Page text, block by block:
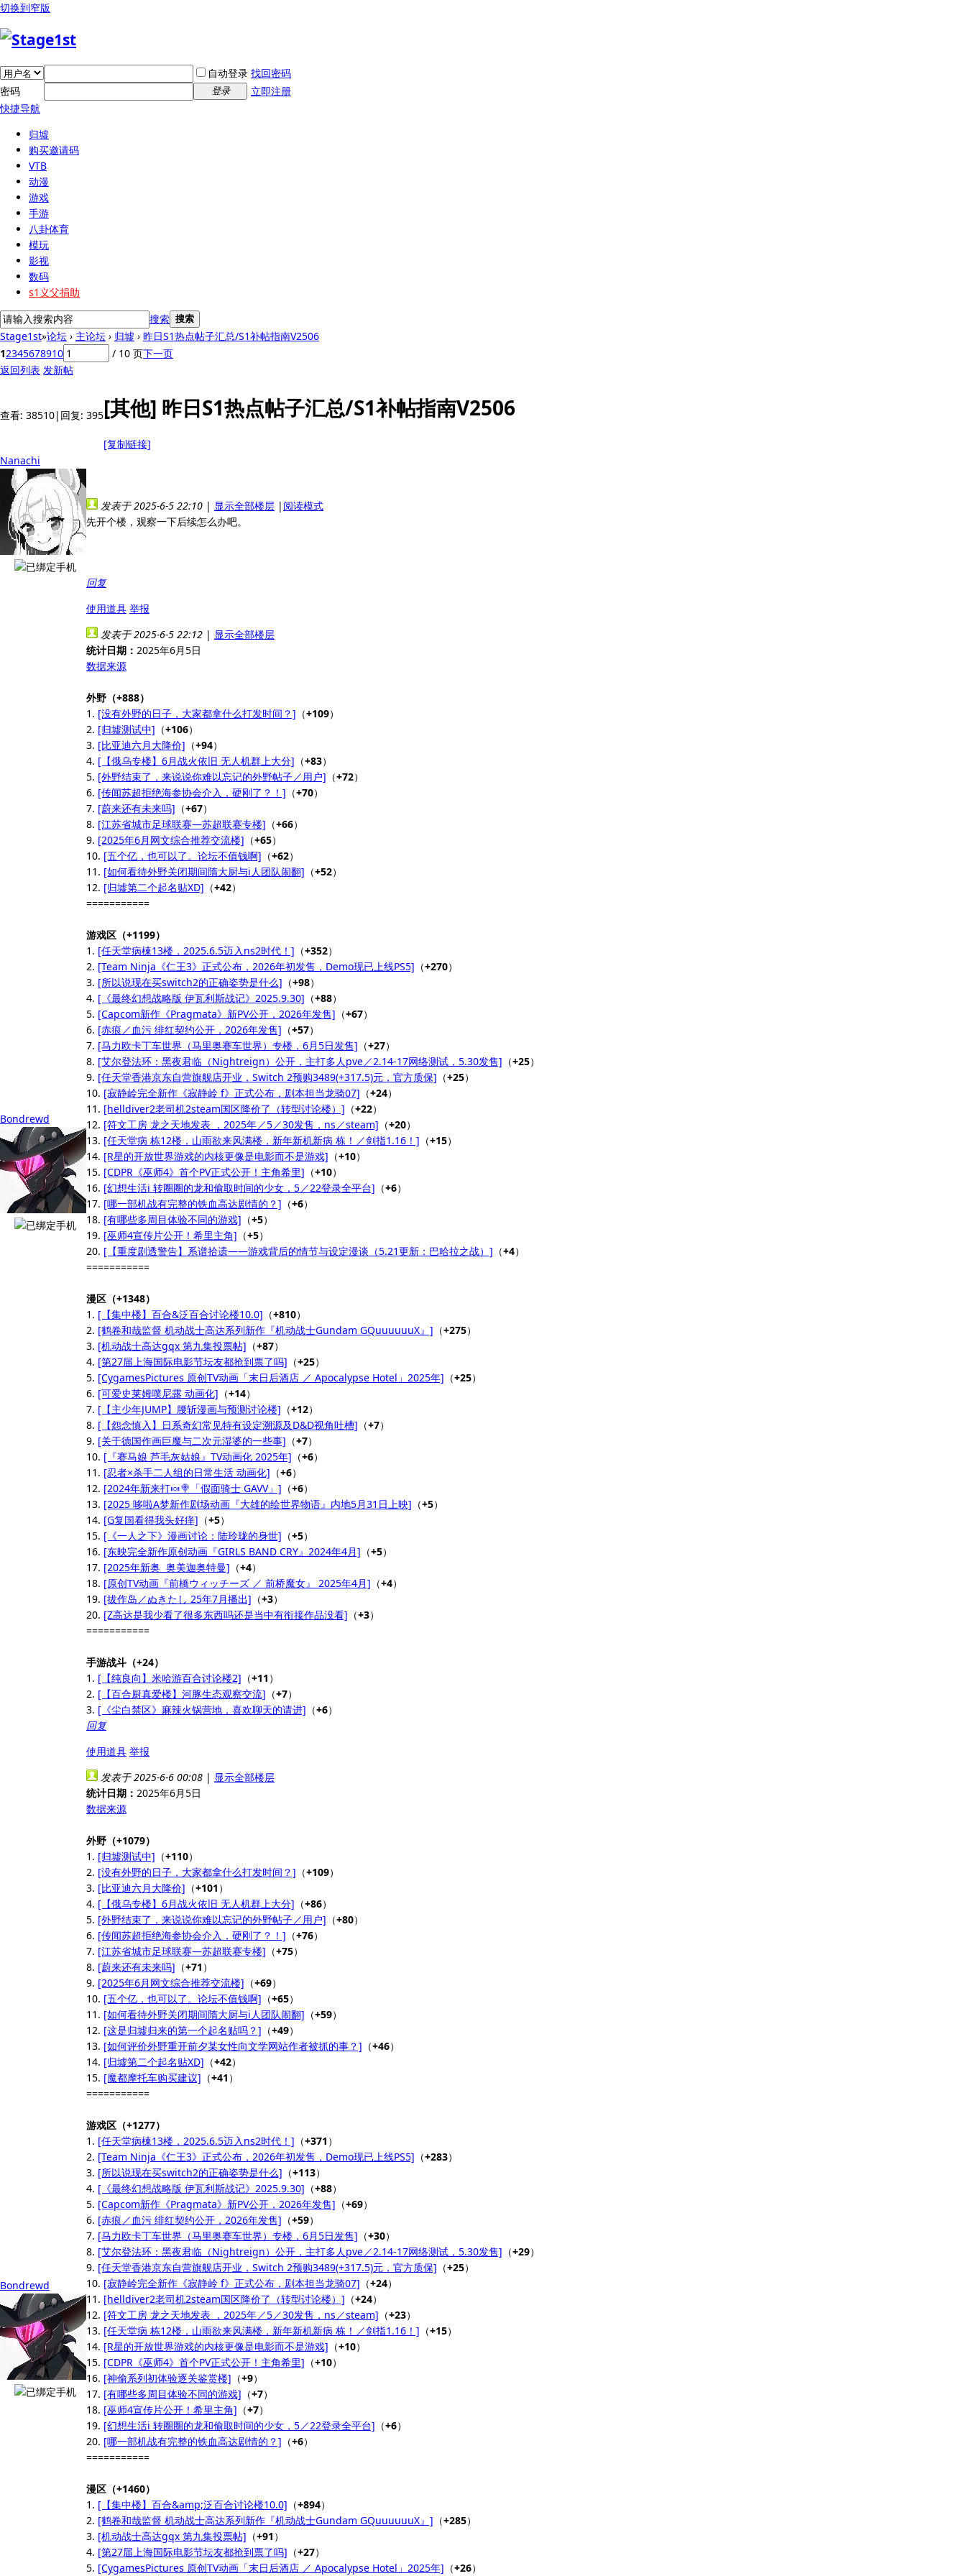
切换到窄版
自动登录 找回密码
密码
登录
立即注册
快捷导航
归墟
购买邀请码
VTB
动漫
游戏
手游
八卦体育
模玩
影视
数码
s1义父捐助
搜索 搜索
Stage1st»论坛 › 主论坛 › 归墟 › 昨日S1热点帖子汇总/S1补帖指南V2506
12345678910 / 10 页下一页
返回列表 发新帖
查看: 38510| 回复: 395[其他] 昨日S1热点帖子汇总/S1补帖指南V2506
[复制链接]
Nanachi
发表于 2025-6-5 22:10 | 显示全部楼层 | 阅读模式
先开个楼，观察一下后续怎么办吧。
回复
使用道具 举报
Bondrewd
发表于 2025-6-5 22:12 | 显示全部楼层
统计日期： 2025年6月5日
数据来源
外野（+888）
1. [没有外野的日子，大家都拿什么打发时间？] （+109）
2. [归墟测试中] （+106）
3. [比亚迪六月大降价] （+94）
4. [【俄乌专楼】6月战火依旧 ​​无人机群上大分​] （+83）
5. [外野结束了，来说说你难以忘记的外野帖子／用户] （+72）
6. [传闻苏超拒绝海参协会介入，硬刚了？！] （+70）
7. [蔚来还有未来吗] （+67）
8. [江苏省城市足球联赛—苏超联赛专楼] （+66）
9. [2025年6月网文综合推荐交流楼] （+65）
10. [五个亿，也可以了。论坛不值钱啊] （+62）
11. [如何看待外野关闭期间隋大厨与i人团队闹翻] （+52）
12. [归墟第二个起名贴XD] （+42）
===========
游戏区（+1199）
1. [任天堂病棟13楼，2025.6.5迈入ns2时代！] （+352）
2. [Team Ninja《仁王3》正式公布，2026年初发售，Demo现已上线PS5] （+270）
3. [所以说现在买switch2的正确姿势是什么] （+98）
4. [《最终幻想战略版 伊瓦利斯战记》2025.9.30] （+88）
5. [Capcom新作《Pragmata》新PV公开，2026年发售] （+67）
6. [赤痕／血污 绯红契约公开，2026年发售] （+57）
7. [马力欧卡丁车世界（马里奥赛车世界）专楼，6月5日发售] （+27）
8. [艾尔登法环：黑夜君临（Nightreign）公开，主打多人pve／2.14-17网络测试，5.30发售] （+25）
9. [任天堂香港京东自营旗舰店开业，Switch 2预购3489(+317.5)元，官方质保] （+25）
10. [寂静岭完全新作《寂静岭 f》正式公布，剧本担当龙骑07] （+24）
11. [helldiver2老司机2steam国区降价了（转型讨论楼）] （+22）
12. [符文工房 龙之天地发表 ，2025年／5／30发售，ns／steam] （+20）
13. [任天堂病 栋12楼，山雨欲来风满楼，新年新机新病 栋！／剑指1.16！] （+15）
14. [R星的开放世界游戏的内核更像是电影而不是游戏] （+10）
15. [CDPR《巫师4》首个PV正式公开！主角希里] （+10）
16. [幻想生活i 转圈圈的龙和偷取时间的少女，5／22登录全平台] （+6）
17. [哪一部机战有完整的铁血高达剧情的？] （+6）
18. [有哪些多周目体验不同的游戏] （+5）
19. [巫师4宣传片公开！希里主角] （+5）
20. [【重度剧透警告】系谱拾遗——游戏背后的情节与设定漫谈（5.21更新：巴哈拉之战）] （+4）
===========
漫区（+1348）
1. [【集中楼】百合&泛百合讨论楼10.0] （+810）
2. [鹤卷和哉监督 机动战士高达系列新作『机动战士Gundam GQuuuuuuX』] （+275）
3. [机动战士高达gqx 第九集投票帖] （+87）
4. [第27届上海国际电影节坛友都抢到票了吗] （+25）
5. [CygamesPictures 原创TV动画「末日后酒店 ／ Apocalypse Hotel」2025年] （+25）
6. [可爱史莱姆噗尼露 动画化] （+14）
7. [【主少年JUMP】腰斩漫画与预测讨论楼] （+12）
8. [【怨念慎入】日系奇幻常见特有设定溯源及D&D视角吐槽] （+7）
9. [关于德国作画巨魔与二次元湿婆的一些事] （+7）
10. [『赛马娘 芦毛灰姑娘』TV动画化 2025年] （+6）
11. [忍者×杀手二人组的日常生活 动画化] （+6）
12. [2024年新来打🍬🍭「假面骑士 GAVV」] （+6）
13. [2025 哆啦A梦新作剧场动画『大雄的绘世界物语』内地5月31日上映] （+5）
14. [G复国看得我头好痒] （+5）
15. [《一人之下》漫画讨论：陆玲珑的身世] （+5）
16. [东映完全新作原创动画『GIRLS BAND CRY』2024年4月] （+5）
17. [2025年新奥 奥美迦奥特曼] （+4）
18. [原创TV动画『前橋ウィッチーズ ／ 前桥魔女』 2025年4月] （+4）
19. [拔作岛／ぬきたし 25年7月播出] （+3）
20. [Z高达是我少看了很多东西吗还是当中有衔接作品没看] （+3）
===========
手游战斗（+24）
1. [【纯良向】米哈游百合讨论楼2] （+11 ）
2. [【百合厨真爱楼】河豚生态观察交流] （+7）
3. [《尘白禁区》麻辣火锅营地，喜欢聊天的请进] （+6）
回复
使用道具 举报
Bondrewd
发表于 2025-6-6 00:08 | 显示全部楼层
统计日期： 2025年6月5日
数据来源
外野（+1079）
1. [归墟测试中] （+110）
2. [没有外野的日子，大家都拿什么打发时间？] （+109）
3. [比亚迪六月大降价] （+101 ）
4. [【俄乌专楼】6月战火依旧 ​​无人机群上大分​] （+86）
5. [外野结束了，来说说你难以忘记的外野帖子／用户] （+80）
6. [传闻苏超拒绝海参协会介入，硬刚了？！] （+76）
7. [江苏省城市足球联赛—苏超联赛专楼] （+75）
8. [蔚来还有未来吗] （+71 ）
9. [2025年6月网文综合推荐交流楼] （+69）
10. [五个亿，也可以了。论坛不值钱啊] （+65）
11. [如何看待外野关闭期间隋大厨与i人团队闹翻] （+59）
12. [这是归墟归来的第一个起名贴吗？] （+49）
13. [如何评价外野重开前夕某女性向文学网站作者被抓的事？] （+46）
14. [归墟第二个起名贴XD] （+42）
15. [魔都摩托车购买建议] （+41 ）
===========
游戏区（+1277）
1. [任天堂病棟13楼，2025.6.5迈入ns2时代！] （+371 ）
2. [Team Ninja《仁王3》正式公布，2026年初发售，Demo现已上线PS5] （+283）
3. [所以说现在买switch2的正确姿势是什么] （+113）
4. [《最终幻想战略版 伊瓦利斯战记》2025.9.30] （+88）
5. [Capcom新作《Pragmata》新PV公开，2026年发售] （+69）
6. [赤痕／血污 绯红契约公开，2026年发售] （+59）
7. [马力欧卡丁车世界（马里奥赛车世界）专楼，6月5日发售] （+30）
8. [艾尔登法环：黑夜君临（Nightreign）公开，主打多人pve／2.14-17网络测试，5.30发售] （+29）
9. [任天堂香港京东自营旗舰店开业，Switch 2预购3489(+317.5)元，官方质保] （+25）
10. [寂静岭完全新作《寂静岭 f》正式公布，剧本担当龙骑07] （+24）
11. [helldiver2老司机2steam国区降价了（转型讨论楼）] （+24）
12. [符文工房 龙之天地发表 ，2025年／5／30发售，ns／steam] （+23）
13. [任天堂病 栋12楼，山雨欲来风满楼，新年新机新病 栋！／剑指1.16！] （+15）
14. [R星的开放世界游戏的内核更像是电影而不是游戏] （+10）
15. [CDPR《巫师4》首个PV正式公开！主角希里] （+10）
16. [神偷系列初体验逐关鉴赏楼] （+9）
17. [有哪些多周目体验不同的游戏] （+7）
18. [巫师4宣传片公开！希里主角] （+7）
19. [幻想生活i 转圈圈的龙和偷取时间的少女，5／22登录全平台] （+6）
20. [哪一部机战有完整的铁血高达剧情的？] （+6）
===========
漫区（+1460）
1. [【集中楼】百合&amp;泛百合讨论楼10.0] （+894）
2. [鹤卷和哉监督 机动战士高达系列新作『机动战士Gundam GQuuuuuuX』] （+285）
3. [机动战士高达gqx 第九集投票帖] （+91 ）
4. [第27届上海国际电影节坛友都抢到票了吗] （+27）
5. [CygamesPictures 原创TV动画「末日后酒店 ／ Apocalypse Hotel」2025年] （+26）